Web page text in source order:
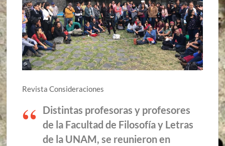
Revista Consideraciones
Distintas profesoras y profesores
de la Facultad de Filosofía y Letras
de la UNAM, se reunieron en